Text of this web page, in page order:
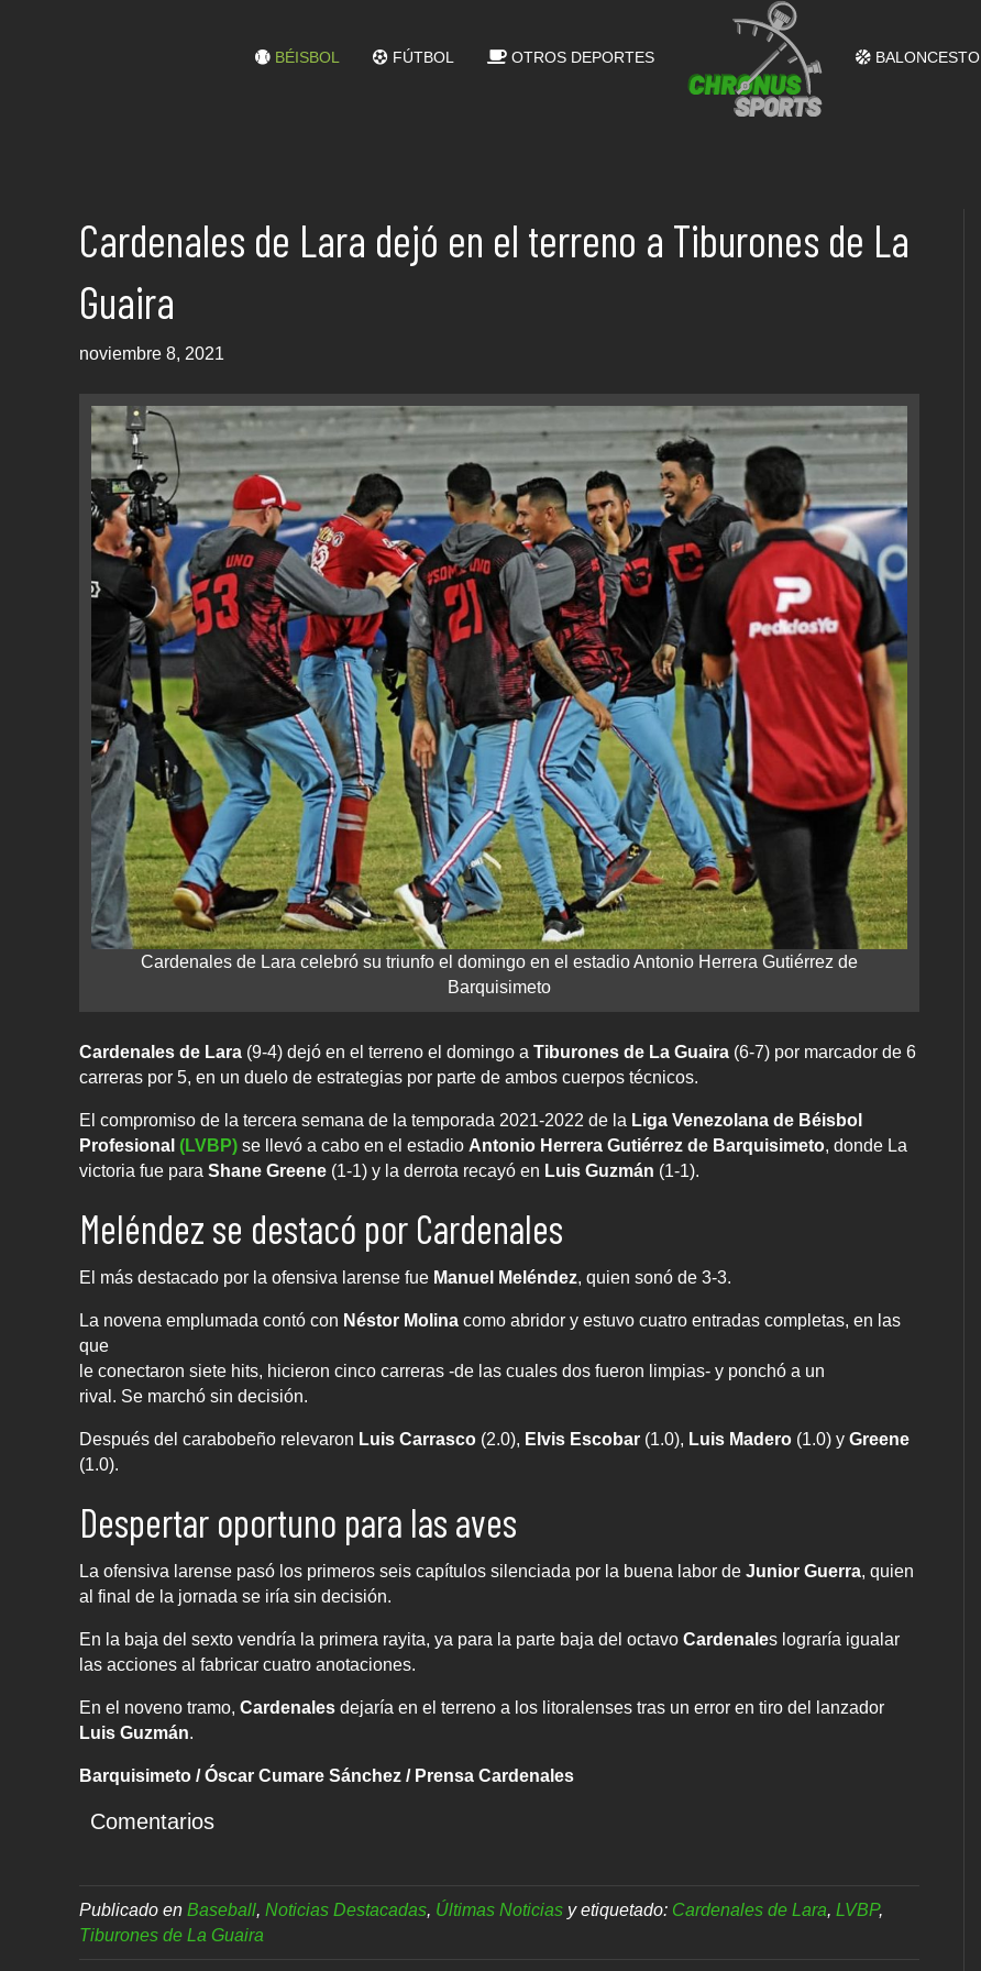
BÉISBOL FÚTBOL OTROS DEPORTES BALONCESTO
Cardenales de Lara dejó en el terreno a Tiburones de La
Guaira
noviembre 8, 2021
Cardenales de Lara celebró su triunfo el domingo en el estadio Antonio Herrera Gutiérrez de
Barquisimeto
Cardenales de Lara (9-4) dejó en el terreno el domingo a Tiburones de La Guaira (6-7) por marcador de 6
carreras por 5, en un duelo de estrategias por parte de ambos cuerpos técnicos.
El compromiso de la tercera semana de la temporada 2021-2022 de la Liga Venezolana de Béisbol
Profesional (LVBP) se llevó a cabo en el estadio Antonio Herrera Gutiérrez de Barquisimeto, donde La
victoria fue para Shane Greene (1-1) y la derrota recayó en Luis Guzmán (1-1).
Meléndez se destacó por Cardenales
El más destacado por la ofensiva larense fue Manuel Meléndez, quien sonó de 3-3.
La novena emplumada contó con Néstor Molina como abridor y estuvo cuatro entradas completas, en las
que
le conectaron siete hits, hicieron cinco carreras -de las cuales dos fueron limpias- y ponchó a un
rival. Se marchó sin decisión.
Después del carabobeño relevaron Luis Carrasco (2.0), Elvis Escobar (1.0), Luis Madero (1.0) y Greene
(1.0).
Despertar oportuno para las aves
La ofensiva larense pasó los primeros seis capítulos silenciada por la buena labor de Junior Guerra, quien
al final de la jornada se iría sin decisión.
En la baja del sexto vendría la primera rayita, ya para la parte baja del octavo Cardenales lograría igualar
las acciones al fabricar cuatro anotaciones.
En el noveno tramo, Cardenales dejaría en el terreno a los litoralenses tras un error en tiro del lanzador
Luis Guzmán.
Barquisimeto / Óscar Cumare Sánchez / Prensa Cardenales
Comentarios
Publicado en Baseball, Noticias Destacadas, Últimas Noticias y etiquetado: Cardenales de Lara, LVBP,
Tiburones de La Guaira